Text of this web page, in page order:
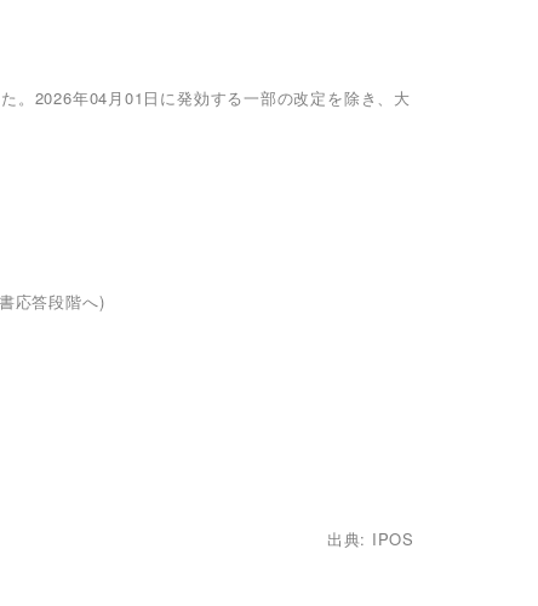
。2026年04月01日に発効する一部の改定を除き、大
応答段階へ)
出典: IPOS